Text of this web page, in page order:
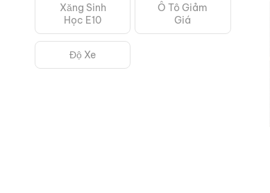
Xăng Sinh
Học E10
Ô Tô Giảm
Giá
Độ Xe